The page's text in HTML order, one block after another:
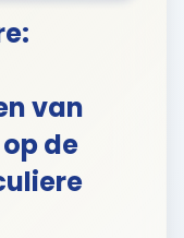
van
de